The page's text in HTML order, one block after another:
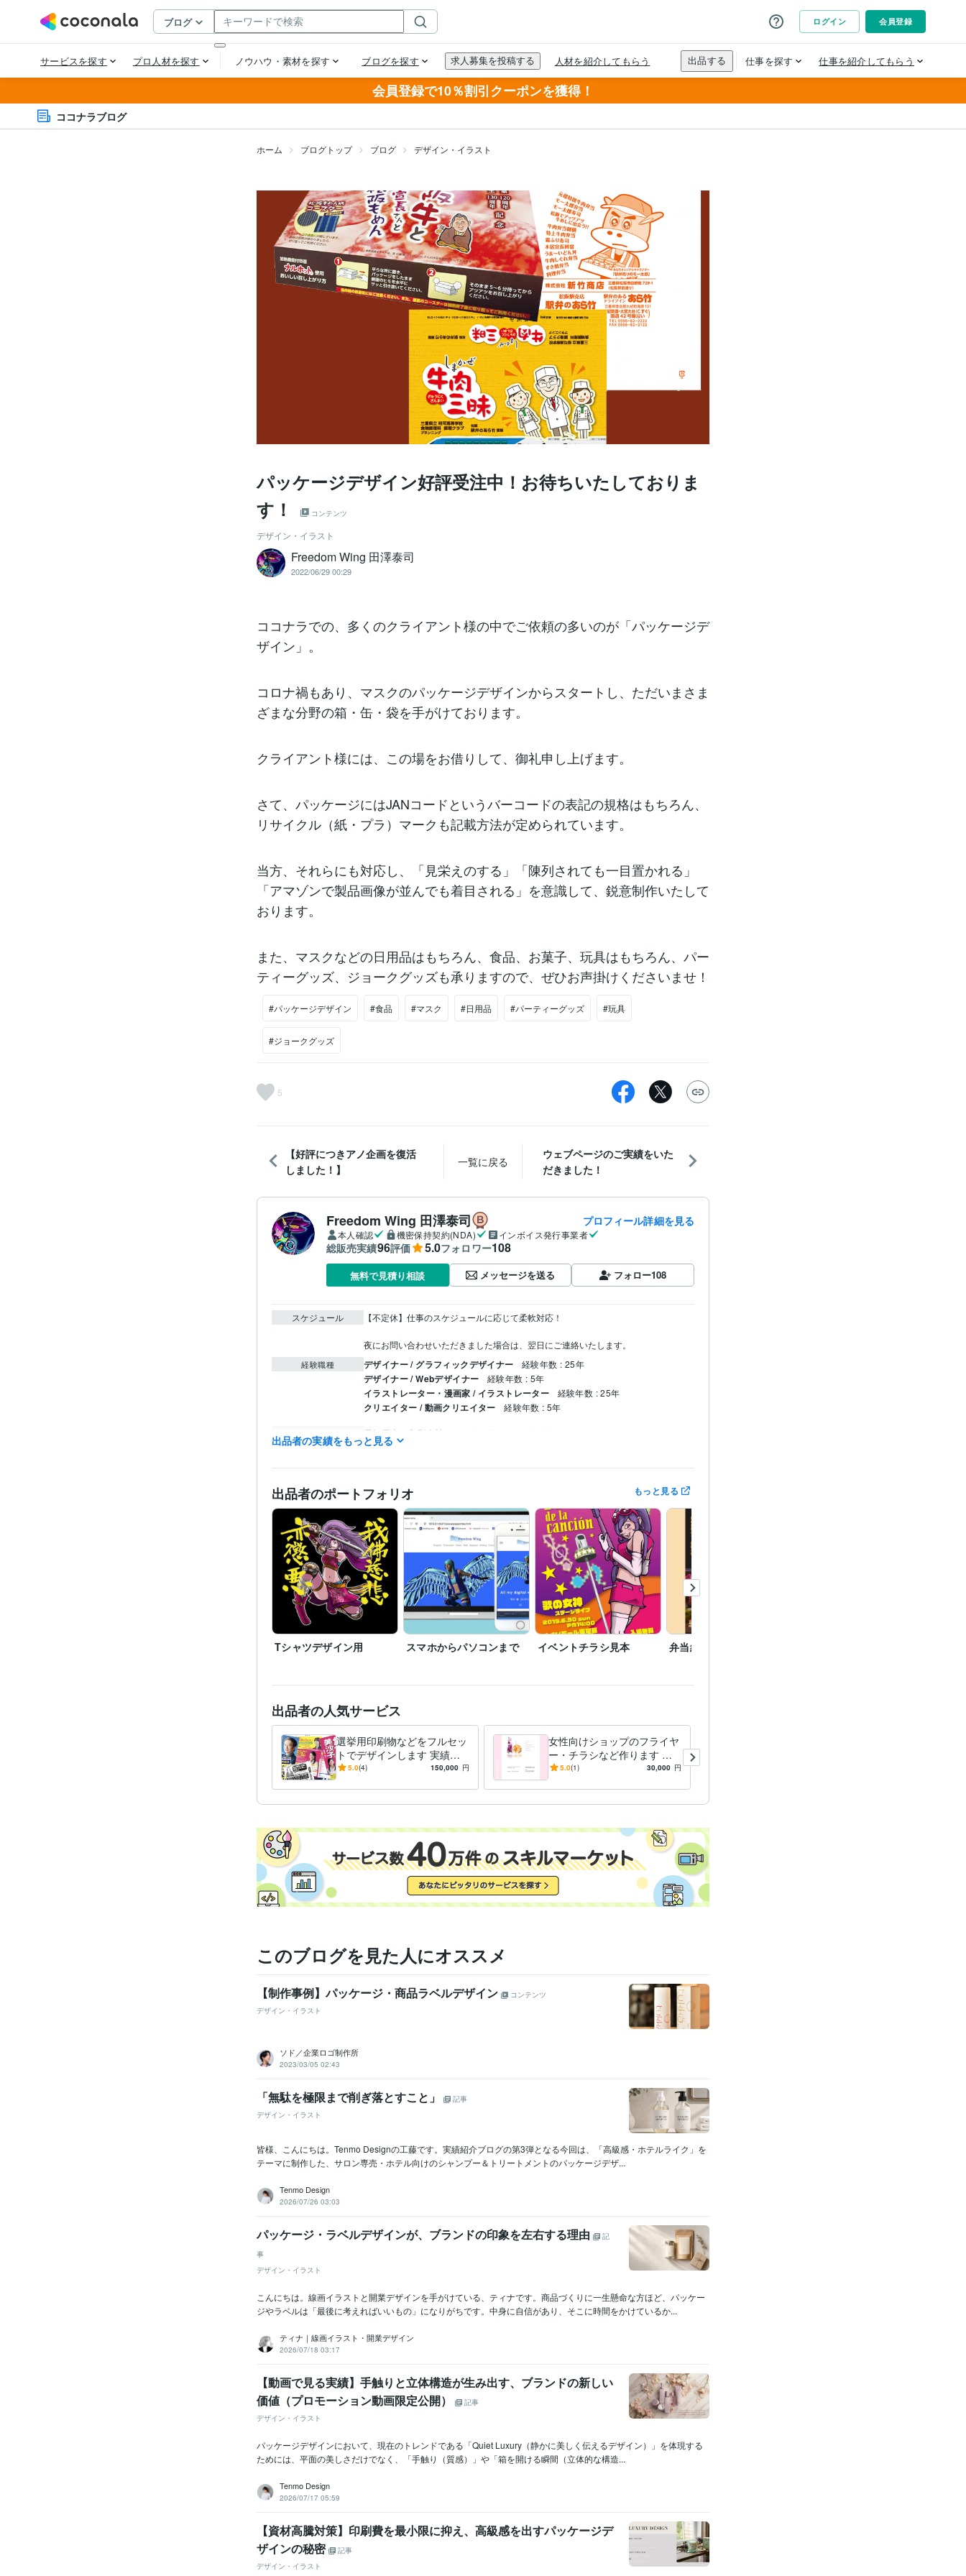
会員登録で10％割引クーポンを獲得！
ココナラブログ
ホーム ブログトップ ブログ デザイン・イラスト
パッケージデザイン好評受注中！お待ちいたしておりま
す！
コンテンツ
デザイン・イラスト
Freedom Wing 田澤泰司
2022/06/29 00:29
ココナラでの、多くのクライアント様の中でご依頼の多いのが「パッケージデ
ザイン」。
コロナ禍もあり、マスクのパッケージデザインからスタートし、ただいまさま
ざまな分野の箱・缶・袋を手がけております。
クライアント様には、この場をお借りして、御礼申し上げます。
さて、パッケージにはJANコードというバーコードの表記の規格はもちろん、
リサイクル（紙・プラ）マークも記載方法が定められています。
当方、それらにも対応し、「見栄えのする」「陳列されても一目置かれる」
「アマゾンで製品画像が並んでも着目される」を意識して、鋭意制作いたして
おります。
また、マスクなどの日用品はもちろん、食品、お菓子、玩具はもちろん、パー
ティーグッズ、ジョークグッズも承りますので、ぜひお声掛けくださいませ！
#パッケージデザイン #食品 #マスク #日用品 #パーティーグッズ #玩具
#ジョークグッズ
5
【好評につきアノ企画を復活
しました！】
一覧に戻る
ウェブページのご実績をいた
だきました！
Freedom Wing 田澤泰司 プロフィール詳細を見る
本人確認 機密保持契約(NDA) インボイス発行事業者
総販売実績96評価 5.0フォロワー108
無料で見積り相談 メッセージを送る フォロー108
スケジュール 【不定休】仕事のスケジュールに応じて柔軟対応！
夜にお問い合わせいただきました場合は、翌日にご連絡いたします。
経験職種 デザイナー / グラフィックデザイナー 経験年数 : 25年
デザイナー / Webデザイナー 経験年数 : 5年
イラストレーター・漫画家 / イラストレーター 経験年数 : 25年
クリエイター / 動画クリエイター 経験年数 : 5年
職歴 愛知県内の印刷会社
資格・検定 取得年 : 2015年
JADP認定メンタル心理カウンセラー
JADP認定上級心理カウンセラー 取得年 : 2018年
上級心理カウンセラー 取得年 : 2018年
プログラミング言
語・フレームワーク
CSS:6年 HTML:6年JavaScript:6年
ビジネス・クリエイ
ティブツール
Google スプレッドシート:2年 ChatGPT:1年
Adobe Firefly:1年
Adobe Photoshop:25年Adobe Premiere Pro:5年Adobe Illustrator:25年
Adobe InDesign:15年Live2D:1年Adobe After Effects:3年 Adobe Audition:3年
その他ツール Dreamweaver:6年
カウンセリング
学歴 1992年3月 ~ 1996年2月
出品者の実績をもっと見る
出品者のポートフォリオ もっと見る
Tシャツデザイン用 スマホからパソコンまで イベントチラシ見本 弁当紹介フライヤー
出品者の人気サービス
選挙用印刷物などをフルセッ
トでデザインします 実績多
数！『見やすさ徹底重視‼︎』
5.0(4) 150,000 円
女性向けショップのフライヤ
ー・チラシなど作ります カ
フェやヘアサロンなど柔らか
5.0(1) 30,000 円
このブログを見た人にオススメ
【制作事例】パッケージ・商品ラベルデザイン
コンテンツ
デザイン・イラスト
ソド／企業ロゴ制作所
2023/03/05 02:43
「無駄を極限まで削ぎ落とすこと」
記事
デザイン・イラスト
皆様、こんにちは。Tenmo Designの工藤です。実績紹介ブログの第3弾となる今回は、「高級感・ホテルライク」を
テーマに制作した、サロン専売・ホテル向けのシャンプー＆トリートメントのパッケージデザ...
Tenmo Design
2026/07/26 03:03
パッケージ・ラベルデザインが、ブランドの印象を左右する理由
記
事
デザイン・イラスト
こんにちは。線画イラストと開業デザインを手がけている、ティナです。商品づくりに一生懸命な方ほど、パッケー
ジやラベルは「最後に考えればいいもの」になりがちです。中身に自信があり、そこに時間をかけているか...
ティナ｜線画イラスト・開業デザイン
2026/07/18 03:17
【動画で見る実績】手触りと立体構造が生み出す、ブランドの新しい
価値（プロモーション動画限定公開）
記事
デザイン・イラスト
パッケージデザインにおいて、現在のトレンドである「Quiet Luxury（静かに美しく伝えるデザイン）」を体現する
ためには、平面の美しさだけでなく、「手触り（質感）」や「箱を開ける瞬間（立体的な構造...
Tenmo Design
2026/07/17 05:59
【資材高騰対策】印刷費を最小限に抑え、高級感を出すパッケージデ
ザインの秘密
記事
デザイン・イラスト